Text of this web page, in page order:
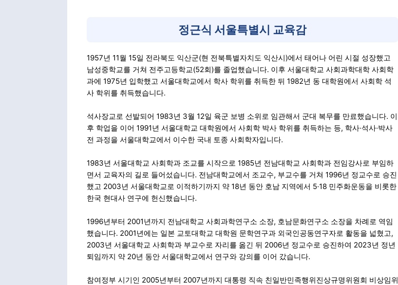
정근식 서울특별시 교육감
1957년 11월 15일 전라북도 익산군(현 전북특별자치도 익산시)에서 태어나 어린 시절 성장했고
남성중학교를 거쳐 전주고등학교(52회)를 졸업했습니다. 이후 서울대학교 사회과학대학 사회학
과에 1975년 입학했고 서울대학교에서 학사 학위를 취득한 뒤 1982년 동 대학원에서 사회학 석
사 학위를 취득했습니다.
석사장교로 선발되어 1983년 3월 12일 육군 보병 소위로 임관해서 군대 복무를 만료했습니다. 이
후 학업을 이어 1991년 서울대학교 대학원에서 사회학 박사 학위를 취득하는 등, 학사·석사·박사
전 과정을 서울대학교에서 이수한 국내 토종 사회학자입니다.
1983년 서울대학교 사회학과 조교를 시작으로 1985년 전남대학교 사회학과 전임강사로 부임하
면서 교육자의 길로 들어섰습니다. 전남대학교에서 조교수, 부교수를 거쳐 1996년 정교수로 승진
했고 2003년 서울대학교로 이적하기까지 약 18년 동안 호남 지역에서 5·18 민주화운동을 비롯한
한국 현대사 연구에 헌신했습니다.
1996년부터 2001년까지 전남대학교 사회과학연구소 소장, 호남문화연구소 소장을 차례로 역임
했습니다. 2001년에는 일본 교토대학교 대학원 문학연구과 외국인공동연구자로 활동을 넓혔고,
2003년 서울대학교 사회학과 부교수로 자리를 옮긴 뒤 2006년 정교수로 승진하여 2023년 정년
퇴임까지 약 20년 동안 서울대학교에서 연구와 강의를 이어 갔습니다.
참여정부 시기인 2005년부터 2007년까지 대통령 직속 친일반민족행위진상규명위원회 비상임위